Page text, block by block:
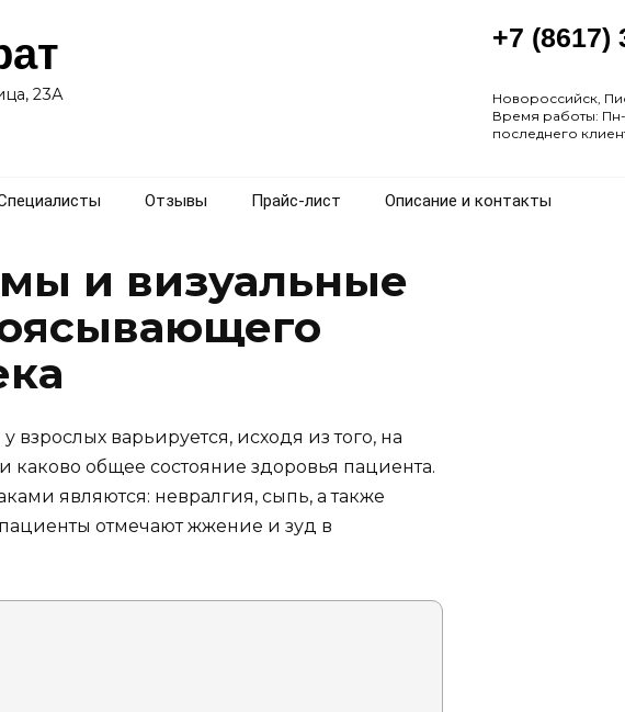
23А
+7 (8617)
Новороссийск,
Время работы:
последнего
Отзывы Прайс-лист Описание и контакты
и визуальные
варьируется, исходя из того, на
каково общее состояние здоровья пациента.
являются: невралгия, сыпь, а также
отмечают жжение и зуд в